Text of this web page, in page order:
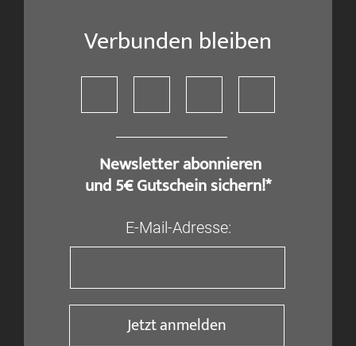
Verbunden bleiben
​ Newsletter abonnieren
und 5€ Gutschein sichern!*
E-Mail-Adresse:
Jetzt anmelden